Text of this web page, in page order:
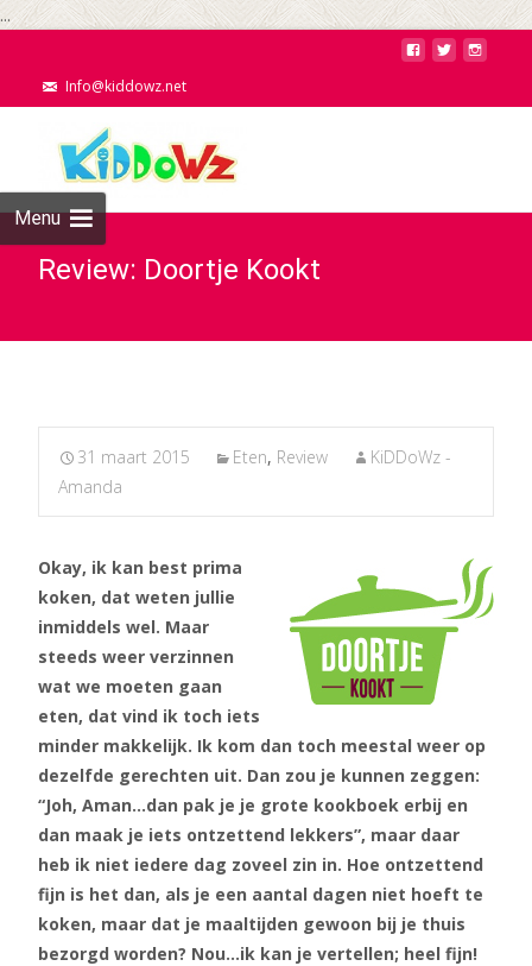
...
Info@kiddowz.net
Menu
Review: Doortje Kookt
31 maart 2015 Eten, Review
KiDDoWz -
Amanda
Okay, ik kan best prima
koken, dat weten jullie
inmiddels wel. Maar
steeds weer verzinnen
wat we moeten gaan
eten, dat vind ik toch iets
minder makkelijk. Ik kom dan toch meestal weer op
dezelfde gerechten uit. Dan zou je kunnen zeggen:
“Joh, Aman…dan pak je je grote kookboek erbij en
dan maak je iets ontzettend lekkers”, maar daar
heb ik niet iedere dag zoveel zin in. Hoe ontzettend
fijn is het dan, als je een aantal dagen niet hoeft te
koken, maar dat je maaltijden gewoon bij je thuis
bezorgd worden? Nou…ik kan je vertellen; heel fijn!